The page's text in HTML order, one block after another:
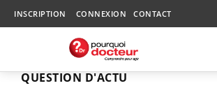
INSCRIPTION CONNEXION CONTACT
QUESTION D'ACTU